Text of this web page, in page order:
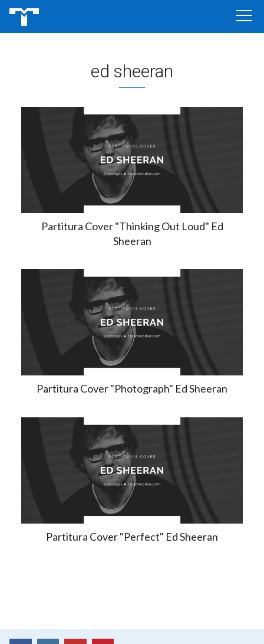
ed sheeran
Partitura Cover "Thinking Out Loud" Ed
Sheeran
Partitura Cover "Photograph" Ed Sheeran
Partitura Cover "Perfect" Ed Sheeran